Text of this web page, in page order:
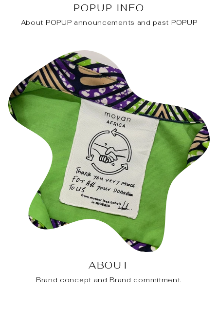
POPUP INFO
About POPUP announcements and past POPUP
ABOUT
Brand concept and Brand commitment.